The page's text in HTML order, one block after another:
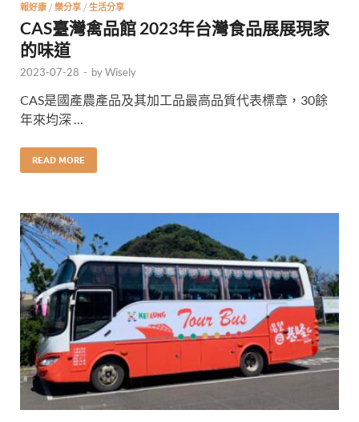
報好康 / 樂分享 / 生活分享
CAS臺灣禽品館 2023年台灣食品展展現家
的味道
2023-07-28 - byWisely
CAS是國產農產品及其加工品最高品質代表標章，30餘
年來均深 …
READ MORE